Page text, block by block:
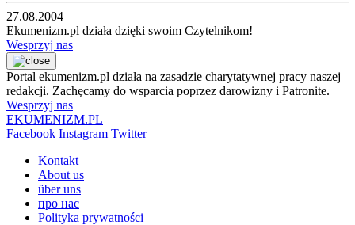
27.08.2004
Ekumenizm.pl działa dzięki swoim Czytelnikom!
Wesprzyj nas
Portal ekumenizm.pl działa na zasadzie charytatywnej pracy naszej
redakcji. Zachęcamy do wsparcia poprzez darowizny i Patronite.
Wesprzyj nas
EKUMENIZM.PL
Facebook Instagram Twitter
Kontakt
About us
über uns
про нас
Polityka prywatności